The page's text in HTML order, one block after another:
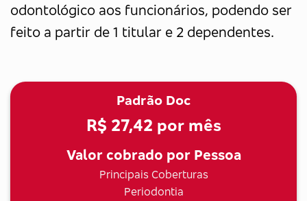
odontológico aos funcionários, podendo ser
feito a partir de 1 titular e 2 dependentes.
Padrão Doc
R$ 27,42 por mês
Valor cobrado por Pessoa
Principais Coberturas
Periodontia